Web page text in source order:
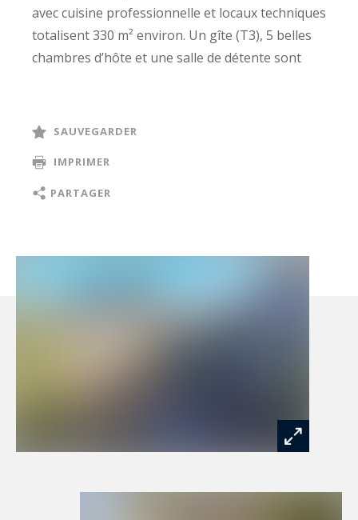
avec cuisine professionnelle et locaux techniques
totalisent 330 m² environ. Un gîte (T3), 5 belles
chambres d’hôte et une salle de détente sont
Le tout en bon état et doté du confort moderne (
eau thermodynamique… ).
De plus, une partie du terrain est située en zone
projets.
SAUVEGARDER
IMPRIMER
PARTAGER